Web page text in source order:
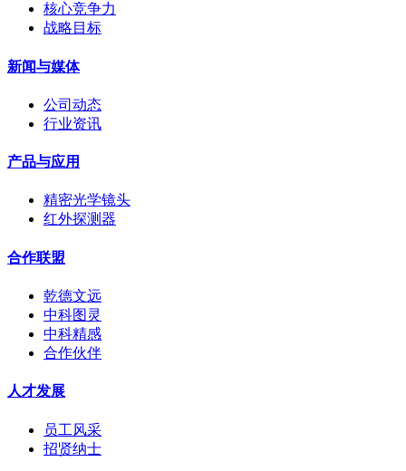
核心竞争力
战略目标
新闻与媒体
公司动态
行业资讯
产品与应用
精密光学镜头
红外探测器
合作联盟
乾德文远
中科图灵
中科精感
合作伙伴
人才发展
员工风采
招贤纳士